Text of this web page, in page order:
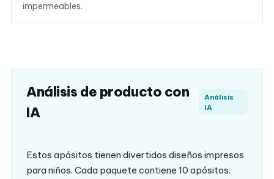
impermeables.
Análisis de producto con
IA
Análisis
IA
Estos apósitos tienen divertidos diseños impresos
para niños. Cada paquete contiene 10 apósitos.